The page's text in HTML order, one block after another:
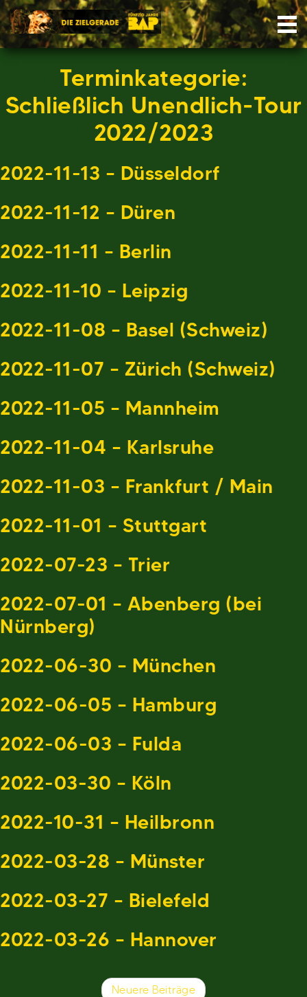
Skip
to
content
Terminkategorie:
Schließlich Unendlich-Tour
2022/2023
2022-11-13 – Düsseldorf
2022-11-12 – Düren
2022-11-11 – Berlin
2022-11-10 – Leipzig
2022-11-08 – Basel (Schweiz)
2022-11-07 – Zürich (Schweiz)
2022-11-05 – Mannheim
2022-11-04 – Karlsruhe
2022-11-03 – Frankfurt / Main
2022-11-01 – Stuttgart
2022-07-23 – Trier
2022-07-01 – Abenberg (bei
Nürnberg)
2022-06-30 – München
2022-06-05 – Hamburg
2022-06-03 – Fulda
2022-03-30 – Köln
2022-10-31 – Heilbronn
2022-03-28 – Münster
2022-03-27 – Bielefeld
2022-03-26 – Hannover
Beitragsnavigation
Neuere Beiträge